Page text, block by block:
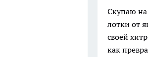
Скупаю
лотки от
своей
как